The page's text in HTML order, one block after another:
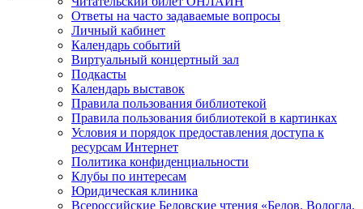
Ответы на часто задаваемые вопросы
Личный кабинет
Календарь событий
Виртуальный концертный зал
Подкасты
Календарь выставок
Правила пользования библиотекой
Правила пользования библиотекой в картинках
Условия и порядок предоставления доступа к
ресурсам Интернет
Политика конфиденциальности
Клубы по интересам
Юридическая клиника
Всероссийские Беловские чтения «Белов. Вологда.